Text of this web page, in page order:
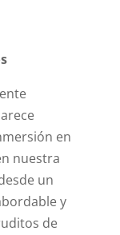
en
nuestra
un
y
de